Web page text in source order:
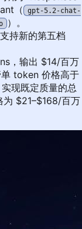
（
gpt-5.2-chat-
）。
持新的第五档
，输出 $14/百万
token 价格高于
现既定质量的总
为 $21–$168/百万